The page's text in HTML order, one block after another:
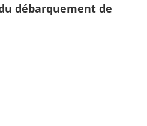
débarquement de